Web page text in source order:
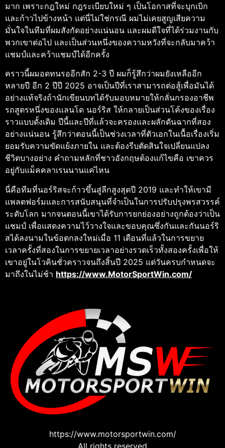
มาก เพราะกฎใหม่ กฎระเบียบใหม่ ๆ เป็นโอกาสที่จะบุกเบิก
และก้าวไปข้างหน้า แต่นี่ไม่ใช่กรณี ผมไม่เคยสูญเสียความ
มั่นใจในทีมที่ผมสังกัดอย่างแน่นอน และผมดีใจที่ได้ร่วมงานกับ
พวกเขาต่อไป และเป็นส่วนหนึ่งของความหวังที่จะกลับมาคว้า
แชมป์และคว้าแชมป์ได้อีกครั้ง
คราวนี้ผมอดทนรออีกสัก 2-3 ปี ผมก็รู้สึกว่าผมยังเหลืออีก
หลายปี อีก 2 ปีปี 2025 อาจเป็นปีที่เราสามารถต่อสู้เพื่อมันได้
อย่างแท้จริงถ้านักเขียนบทได้รับมอบหมายให้กลั่นกรองอาชีพ
รถสูตรหนึ่งของแลนโด นอร์ริส ให้กลายเป็นส่วนโค้งของเรื่อง
ราวแบบดั้งเดิม ปีนี้และปีที่แล้วจะครองและผลักดันฉากที่สอง
อย่างแน่นอน รู้สึกว่าตอนนี้เป็นช่วงเวลาที่ตัวเอกในเนื้อเรื่องเริ่ม
ยอมรับความขัดแย้งภายใน และต้องรีบตัดสินใจเปลี่ยนแปลง
ชีวิตบางอย่าง คำถามหลักที่ชาวอังกฤษต้องแก้ไขคือ เขาควร
อยู่กับแม็คคลาเรนนานแค่ไหน
นี่คือทีมที่นอร์ริสจะก้าวขึ้นสู่ลีกสูงสุดปี 2019 และทำให้เขามี
แพลตฟอร์มและการสนับสนุนที่จำเป็นในการปรับปรุงพรสวรรค์
ระดับโลก มากจนตอนนี้เขาได้รับการยกย่องอย่างถูกต้องว่าเป็น
แชมป์ เพื่อแสดงความไว้วางใจและขอบคุณซึ่งกันและกันนอร์ริ
สได้ลงนามในข้อตกลงใหม่เมื่อ 11 เดือนที่แล้วในการขยาย
เวลาครั้งที่สองในการขยายเวลาอย่างรวดเร็วทั้งสองครั้งเพื่อให้
เขาอยู่ในโวคินชั่วคราวจนถึงสิ้นปี 2025 แต่วันครบกำหนดจะ
มาถึงในไม่ช้า https://www.MotorSportWin.com/
https://www.motorsportwin.com/
All rights reserved